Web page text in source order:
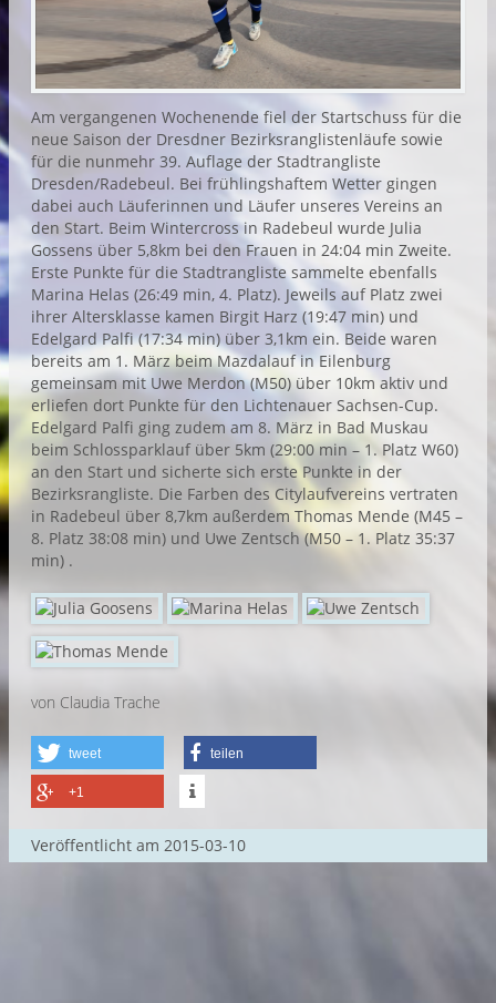
Am vergangenen Wochenende fiel der Startschuss für die
neue Saison der Dresdner Bezirksranglistenläufe sowie
für die nunmehr 39. Auflage der Stadtrangliste
Dresden/Radebeul. Bei frühlingshaftem Wetter gingen
dabei auch Läuferinnen und Läufer unseres Vereins an
den Start. Beim Wintercross in Radebeul wurde Julia
Gossens über 5,8km bei den Frauen in 24:04 min Zweite.
Erste Punkte für die Stadtrangliste sammelte ebenfalls
Marina Helas (26:49 min, 4. Platz). Jeweils auf Platz zwei
ihrer Altersklasse kamen Birgit Harz (19:47 min) und
Edelgard Palfi (17:34 min) über 3,1km ein. Beide waren
bereits am 1. März beim Mazdalauf in Eilenburg
gemeinsam mit Uwe Merdon (M50) über 10km aktiv und
erliefen dort Punkte für den Lichtenauer Sachsen-Cup.
Edelgard Palfi ging zudem am 8. März in Bad Muskau
beim Schlossparklauf über 5km (29:00 min – 1. Platz W60)
an den Start und sicherte sich erste Punkte in der
Bezirksrangliste. Die Farben des Citylaufvereins vertraten
in Radebeul über 8,7km außerdem Thomas Mende (M45 –
8. Platz 38:08 min) und Uwe Zentsch (M50 – 1. Platz 35:37
min) .
von Claudia Trache
tweet teilen
+1
Veröffentlicht am 2015-03-10